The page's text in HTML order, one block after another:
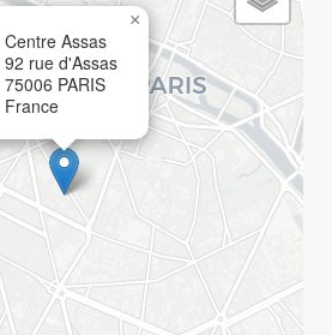
Centre Assas
92 rue d'Assas
75006 PARIS
France
×